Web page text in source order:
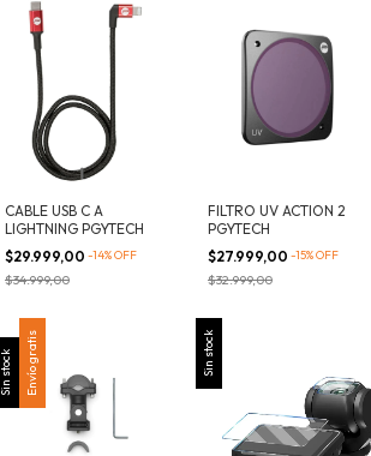
CABLE USB C A
LIGHTNING PGYTECH
$29.999,00 -14%OFF
$34.999,00
FILTRO UV ACTION 2
PGYTECH
$27.999,00 -15%OFF
$32.999,00
Sin stock Envío gratis Sin stock